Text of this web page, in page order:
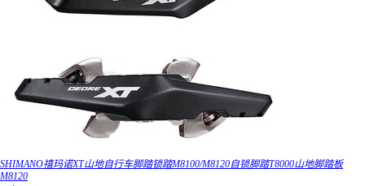
SHIMANO禧玛诺XT山地自行车脚踏锁踏M8100/M8120自锁脚踏T8000山地脚踏板
M8120